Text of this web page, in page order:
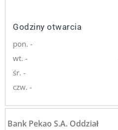
Godziny otwarcia
pon. -
wt. -
śr. -
czw. -
Bank Pekao S.A. Oddział